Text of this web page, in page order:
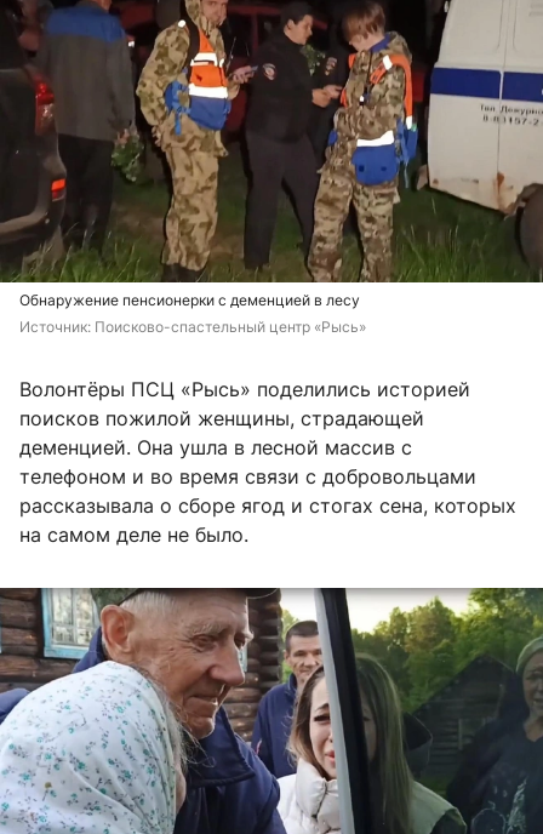
Обнаружение пенсионерки с деменцией в лесу
Источник: Поисково-спастельный центр «Рысь»
Волонтёры ПСЦ «Рысь» поделились историей
поисков пожилой женщины, страдающей
деменцией. Она ушла в лесной массив с
телефоном и во время связи с добровольцами
рассказывала о сборе ягод и стогах сена, которых
на самом деле не было.